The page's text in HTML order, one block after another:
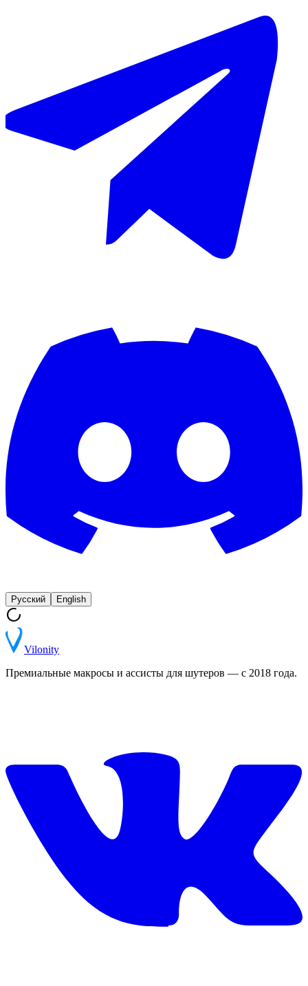
Русский English
Vilonity
Премиальные макросы и ассисты для шутеров — с 2018 года.